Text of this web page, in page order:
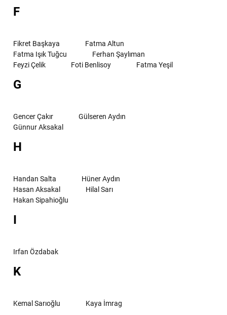
F
Fikret Başkaya
Fatma Altun
Fatma Işık Tuğcu
Ferhan Şaylıman
Feyzi Çelik
Foti Benlisoy Fatma Yeşil
G
Gencer Çakır
Gülseren Aydın
Günnur Aksakal
H
Handan Salta
Hüner Aydın
Hasan Aksakal
Hilal Sarı
Hakan Sipahioğlu
I
Irfan Özdabak
K
Kemal Sarıoğlu Kaya İmrag